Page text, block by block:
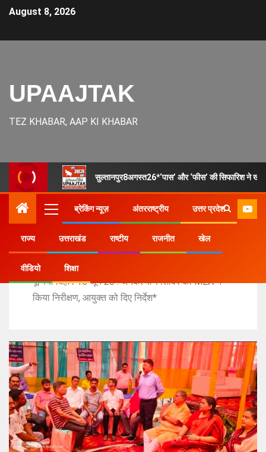
August 8, 2026
UPAAJTAK
TEZ KHABAR, AAP KI KHABAR
सुल्तानपुर8अगस्त26*‘पास’ और ‘फीस’ की सिफारिश ने
ब्रेकिंग न्यूज़ अंतरराष्ट्रीय उत्तर प्रदेश
राज्य उत्तराखंड राष्टीय राजनीत खेल
वीडियो शिक्षा
Home
उत्तर प्रदेश
पूर्णिया बिहार 16 जून 26 : जनकल्याण शिविर का MLA ने
किया निरीक्षण, आयुक्त को दिए निर्देश*